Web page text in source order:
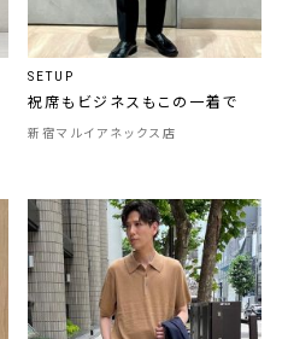
SETUP
祝席もビジネスもこの一着で
新宿マルイアネックス店